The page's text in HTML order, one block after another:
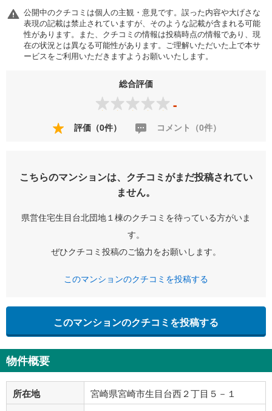
公開中のクチコミは個人の主観・意見です。誤った内容や大げさな
表現の記載は禁止されていますが、そのような記載が含まれる可能
性があります。また、クチコミの情報は投稿時点の情報であり、現
在の状況とは異なる可能性があります。ご理解いただいた上で本サ
ービスをご利用いただきますようお願いいたします。
総合評価
-
評価（0件） コメント（0件）
こちらのマンションは、クチコミがまだ投稿されてい
ません。
県営住宅生目台北団地１棟のクチコミを待っている方がいま
す。
ぜひクチコミ投稿のご協力をお願いします。
このマンションのクチコミを投稿する
このマンションのクチコミを投稿する
物件概要
所在地 宮崎県宮崎市生目台西２丁目５－１